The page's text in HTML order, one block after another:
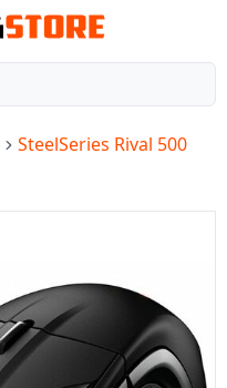
SteelSeries Rival 500